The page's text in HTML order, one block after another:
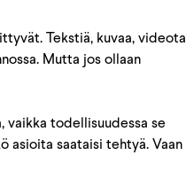
Tekstiä, kuvaa, videota
Mutta jos ollaan
vaikka todellisuudessa se
asioita saataisi tehtyä. Vaan